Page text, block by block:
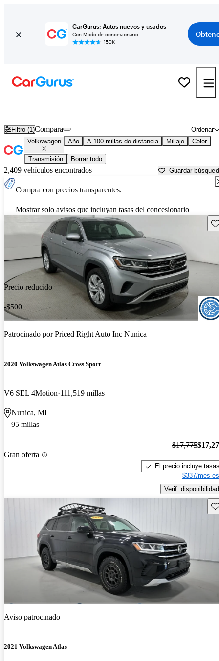
CarGurus: Autos nuevos y usados
Con Modo de concesionario
150K+
Filtro (1) Ordenar
Compara
Volkswagen Año A 100 millas de distancia Millaje Color
Transmisión Borrar todo
2,409 vehículos encontrados Guardar
Compra con precios transparentes.
Mostrar solo avisos que incluyan tasas del concesionario
Precio reducido
-$500
Patrocinado porPriced Right Auto Inc Nunica
2020 Volkswagen Atlas Cross Sport
V6 SEL 4Motion 111,519 millas
Nunica, MI
95 millas
Gran oferta
$17,775
El precio incluye tasas
$337/mes
Verif. disponibilidad
Aviso patrocinado
2021 Volkswagen Atlas